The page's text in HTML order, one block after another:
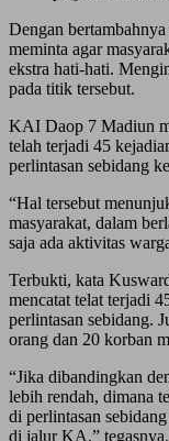
Dengan
meminta agar
ekstra hati-hati.
pada titik tersebut.
KAI Daop 7 Madiun
telah terjadi 45
perlintasan sebidang
“Hal tersebut
masyarakat, dalam
saja ada aktivitas
Terbukti, kata
mencatat telat terjadi
perlintasan sebidang.
orang dan 20 korban
“Jika dibandingkan
lebih rendah, dimana
di perlintasan
di jalur KA,”